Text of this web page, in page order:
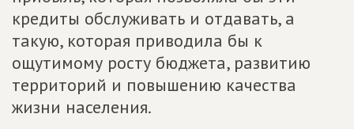
кредиты обслуживать и отдавать, а
такую, которая приводила бы к
ощутимому росту бюджета, развитию
территорий и повышению качества
жизни населения.